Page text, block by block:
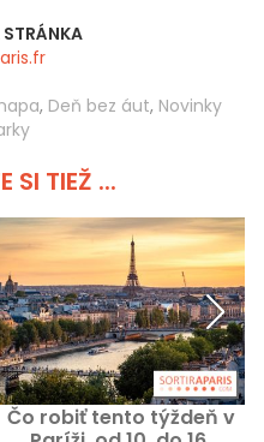
, Deň bez áut, Novinky
SI TIEŽ ...
Čo robiť tento týždeň v